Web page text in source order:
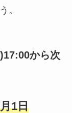
。
から次
1日